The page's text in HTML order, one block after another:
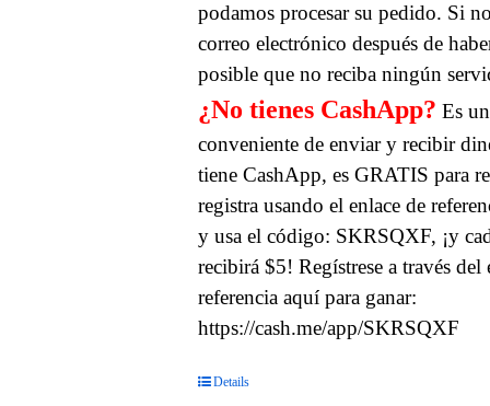
podamos procesar su pedido. Si
correo electrónico después de
posible que no reciba ningún
¿No tienes CashApp? Es
conveniente de enviar y recibir
tiene CashApp, es GRATIS para
registra usando el enlace de
y usa el código: SKRSQXF, ¡y
recibirá $5! Regístrese a través del
referencia aquí para ganar:
https://cash.me/app/SKRSQXF
Details